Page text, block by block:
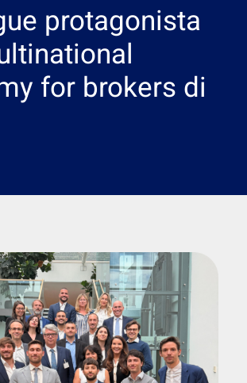
protagonista
for brokers di